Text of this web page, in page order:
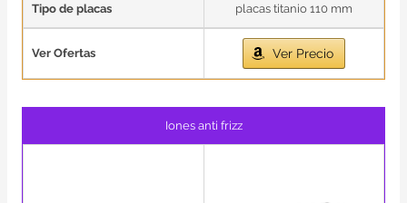
Tipo de placas placas titanio 110 mm
Ver Ofertas Ver Precio
Iones anti frizz